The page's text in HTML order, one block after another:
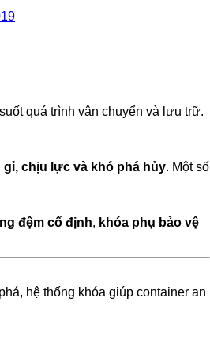
quá trình vận chuyển và lưu trữ.
gỉ, chịu lực và khó phá hủy. Một số
đệm cố định, khóa phụ bảo vệ
hệ thống khóa giúp container an